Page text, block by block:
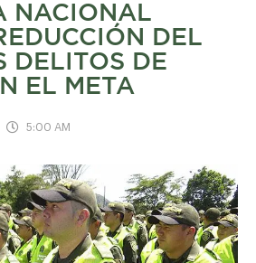
NACIONAL
DEL
DELITOS DE
EL META
5:00 AM